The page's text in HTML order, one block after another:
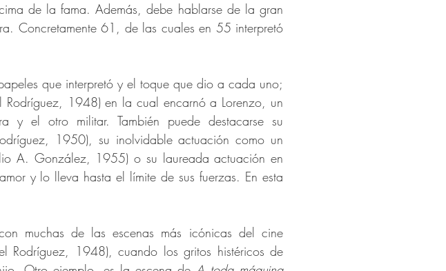
de la fama. Además, debe hablarse de la gran
Concretamente 61, de las cuales en 55 interpretó
que interpretó y el toque que dio a cada uno;
Rodríguez, 1948) en la cual encarnó a Lorenzo, un
y el otro militar. También puede destacarse su
1950), su inolvidable actuación como un
A. González, 1955) o su laureada actuación en
y lo lleva hasta el límite de sus fuerzas. En esta
muchas de las escenas más icónicas del cine
Rodríguez, 1948), cuando los gritos histéricos de